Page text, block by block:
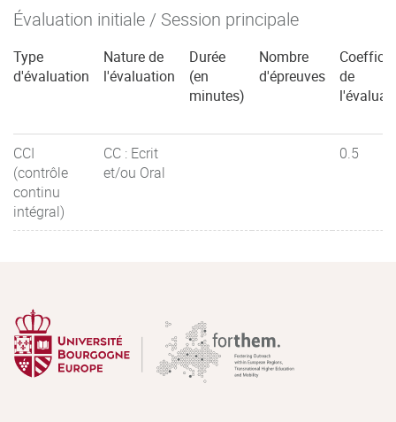
Évaluation initiale / Session principale
Type
d'évaluation
Nature de
l'évaluation
Durée
(en
minutes)
Nombre
d'épreuves
de
CCI
(contrôle
continu
intégral)
CC : Ecrit
et/ou Oral
0.5